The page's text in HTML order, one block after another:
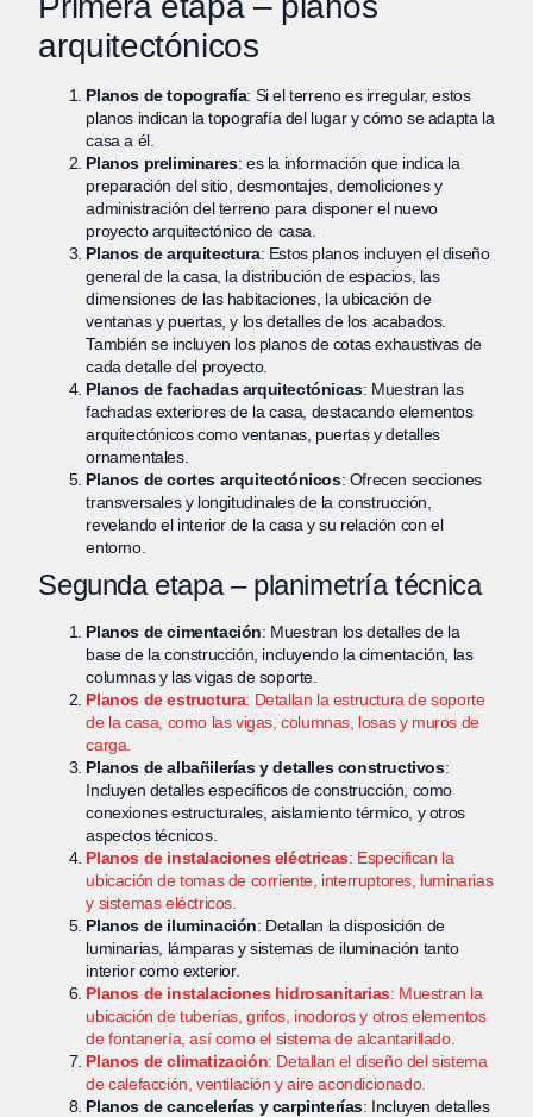
arquitectónicos
Planos de topografía: Si el terreno es irregular, estos
planos indican la topografía del lugar y cómo se adapta la
casa a él.
Planos preliminares: es la información que indica la
preparación del sitio, desmontajes, demoliciones y
administración del terreno para disponer el nuevo
proyecto arquitectónico de casa.
Planos de arquitectura: Estos planos incluyen el diseño
general de la casa, la distribución de espacios, las
dimensiones de las habitaciones, la ubicación de
ventanas y puertas, y los detalles de los acabados.
También se incluyen los planos de cotas exhaustivas de
cada detalle del proyecto.
Planos de fachadas arquitectónicas: Muestran las
fachadas exteriores de la casa, destacando elementos
arquitectónicos como ventanas, puertas y detalles
ornamentales.
Planos de cortes arquitectónicos: Ofrecen secciones
transversales y longitudinales de la construcción,
revelando el interior de la casa y su relación con el
entorno.
Segunda etapa – planimetría técnica
Planos de cimentación: Muestran los detalles de la
base de la construcción, incluyendo la cimentación, las
columnas y las vigas de soporte.
Planos de estructura: Detallan la estructura de soporte
de la casa, como las vigas, columnas, losas y muros de
carga.
Planos de albañilerías y detalles constructivos:
Incluyen detalles específicos de construcción, como
conexiones estructurales, aislamiento térmico, y otros
aspectos técnicos.
Planos de instalaciones eléctricas: Especifican la
ubicación de tomas de corriente, interruptores, luminarias
y sistemas eléctricos.
Planos de iluminación: Detallan la disposición de
luminarias, lámparas y sistemas de iluminación tanto
interior como exterior.
Planos de instalaciones hidrosanitarias: Muestran la
ubicación de tuberías, grifos, inodoros y otros elementos
de fontanería, así como el sistema de alcantarillado.
Planos de climatización: Detallan el diseño del sistema
de calefacción, ventilación y aire acondicionado.
Planos de cancelerías y carpinterías: Incluyen detalles